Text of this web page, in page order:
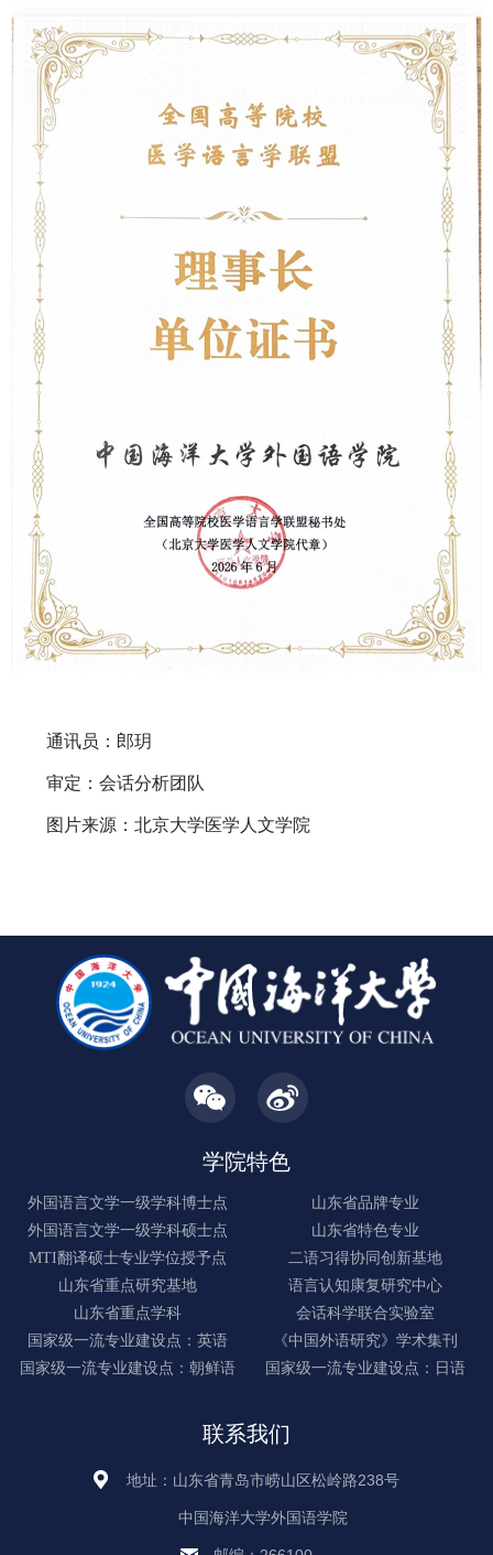
通讯员：郎玥
审定：会话分析团队
图片来源：北京大学医学人文学院
学院特色
外国语言文学一级学科博士点
山东省品牌专业
外国语言文学一级学科硕士点
山东省特色专业
MTI翻译硕士专业学位授予点
二语习得协同创新基地
山东省重点研究基地
语言认知康复研究中心
山东省重点学科
会话科学联合实验室
国家级一流专业建设点：英语
《中国外语研究》学术集刊
国家级一流专业建设点：朝鲜语
国家级一流专业建设点：日语
联系我们
地址：山东省青岛市崂山区松岭路238号
中国海洋大学外国语学院